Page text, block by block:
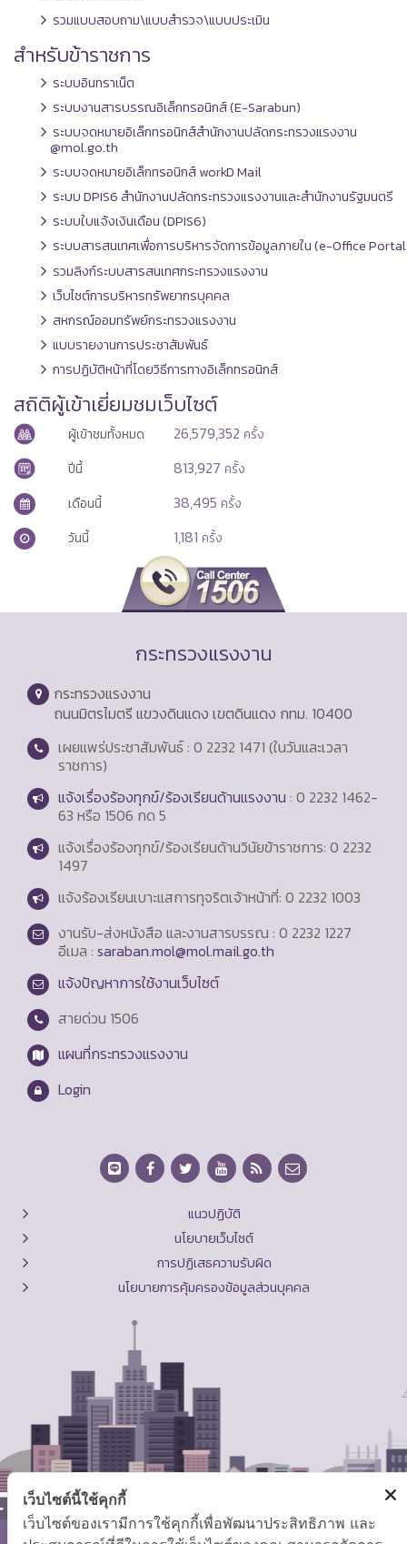
รวมแบบสอบถาม\แบบสำรวจ\แบบประเมิน
สำหรับข้าราชการ
ระบบอินทราเน็ต
ระบบงานสารบรรณอิเล็กทรอนิกส์ (E-Sarabun)
ระบบจดหมายอิเล็กทรอนิกส์สำนักงานปลัดกระทรวงแรงงาน
@mol.go.th
ระบบจดหมายอิเล็กทรอนิกส์ workD Mail
ระบบ DPIS6 สำนักงานปลัดกระทรวงแรงงานและสำนักงานรัฐมนตรี
ระบบใบแจ้งเงินเดือน (DPIS6)
ระบบสารสนเทศเพื่อการบริหารจัดการข้อมูลภายใน (e-Office
รวมลิงก์ระบบสารสนเทศกระทรวงแรงงาน
เว็บไซต์การบริหารทรัพยากรบุคคล
สหกรณ์ออมทรัพย์กระทรวงแรงงาน
แบบรายงานการประชาสัมพันธ์
การปฏิบัติหน้าที่โดยวิธีการทางอิเล็กทรอนิกส์
สถิติผู้เข้าเยี่ยมชมเว็บไซต์
ผู้เข้าชมทั้งหมด 26,579,352 ครั้ง
ปีนี้
813,927 ครั้ง
เดือนนี้
38,495 ครั้ง
วันนี้
1,181 ครั้ง
กระทรวงแรงงาน
กระทรวงแรงงาน
ถนนมิตรไมตรี แขวงดินแดง เขตดินแดง กทม. 10400
เผยแพร่ประชาสัมพันธ์ : 0 2232 1471 (ในวันและเวลา
ราชการ)
แจ้งเรื่องร้องทุกข์/ร้องเรียนด้านแรงงาน : 0 2232 1462-
63 หรือ 1506 กด 5
แจ้งเรื่องร้องทุกข์/ร้องเรียนด้านวินัยข้าราชการ: 0 2232
1497
แจ้งร้องเรียนเบาะแสการทุจริตเจ้าหน้าที่: 0 2232 1003
งานรับ-ส่งหนังสือ และงานสารบรรณ : 0 2232 1227
อีเมล : saraban.mol@mol.mail.go.th
แจ้งปัญหาการใช้งานเว็บไซต์
สายด่วน 1506
แผนที่กระทรวงแรงงาน
Login
แนวปฏิบัติ
นโยบายเว็บไซต์
การปฏิเสธความรับผิด
นโยบายการคุ้มครองข้อมูลส่วนบุคคล
เว็บไซต์นี้ใช้คุกกี้
เว็บไซต์ของเรามีการใช้คุกกี้เพื่อพัฒนาประสิทธิภาพ และ